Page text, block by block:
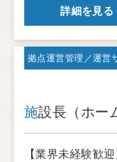
詳細を見る
拠点運営管理／運営
施設長（ホ
【業界未経験歓